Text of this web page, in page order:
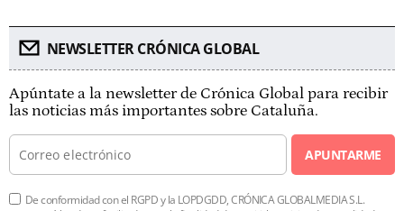
NEWSLETTER CRÓNICA GLOBAL
Apúntate a la newsletter de Crónica Global para recibir
las noticias más importantes sobre Cataluña.
APUNTARME
De conformidad con el RGPD y la LOPDGDD, CRÓNICA GLOBALMEDIA S.L.